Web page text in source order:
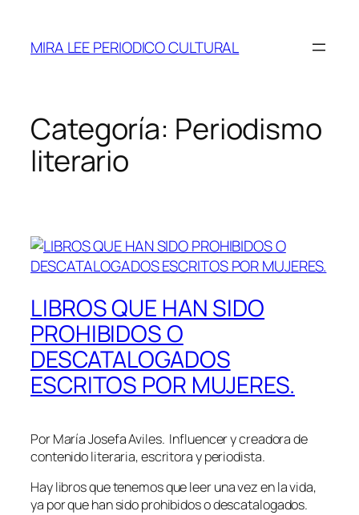
contenido
MIRA LEE PERIODICO CULTURAL
Categoría: Periodismo
literario
LIBROS QUE HAN SIDO
PROHIBIDOS O
DESCATALOGADOS
ESCRITOS POR MUJERES.
Por María Josefa Aviles. Influencer y creadora de
contenido literaria, escritora y periodista.
Hay libros que tenemos que leer una vez en la vida,
ya por que han sido prohibidos o descatalogados.